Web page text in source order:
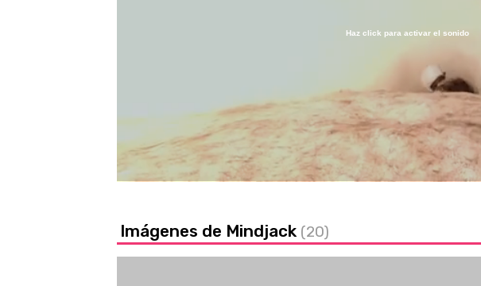
Unmute /
Loaded:
26.68%
Haz click para activar el sonido
Imágenes de Mindjack (20)